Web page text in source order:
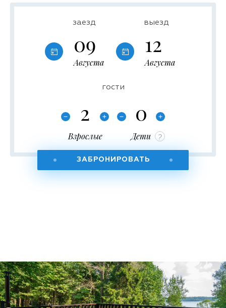
заезд
09
Августа
выезд
12
Августа
гости
Взрослые Дети ?
ЗАБРОНИРОВАТЬ